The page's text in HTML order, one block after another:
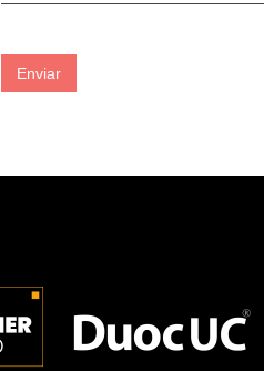
Enviar